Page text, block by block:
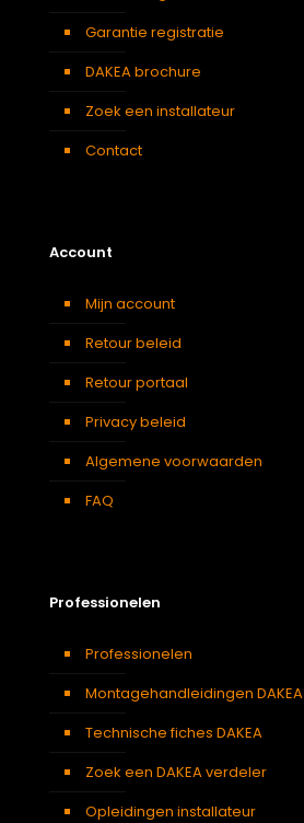
Garantie registratie
DAKEA brochure
Zoek een installateur
Contact
Account
Mijn account
Retour beleid
Retour portaal
Privacy beleid
Algemene voorwaarden
FAQ
Professionelen
Professionelen
Montagehandleidingen DAKEA
Technische fiches DAKEA
Zoek een DAKEA verdeler
Opleidingen installateur